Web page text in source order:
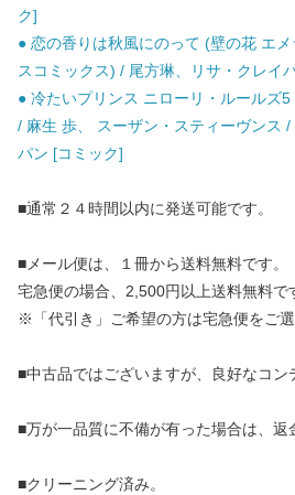
ク]
● 恋の香りは秋風にのって (壁の花 エ
スコミックス) / 尾方琳、リサ・クレイ
● 冷たいプリンス ニローリ・ルールズ
/ 麻生 歩、 スーザン・スティーヴンス
パン [コミック]
■通常２４時間以内に発送可能です。
■メール便は、１冊から送料無料です。
宅急便の場合、2,500円以上送料無料で
※「代引き」ご希望の方は宅急便をご選
■中古品ではございますが、良好なコン
■万が一品質に不備が有った場合は、返
■クリーニング済み。